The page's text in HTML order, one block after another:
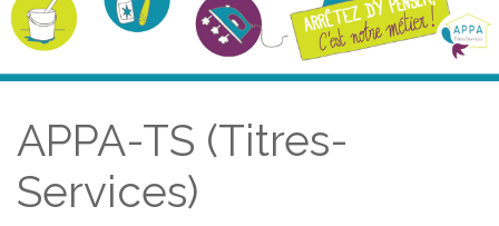
APPA-TS (Titres-
Services)